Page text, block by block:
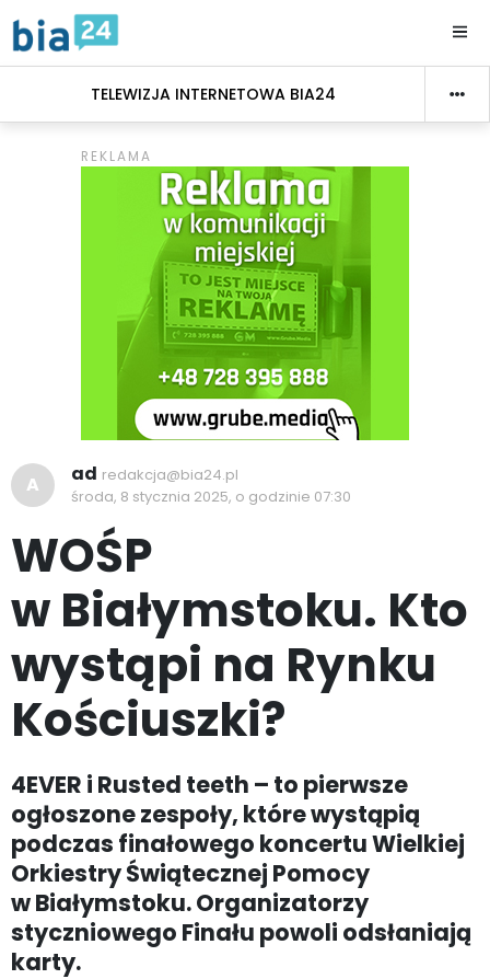
TELEWIZJA INTERNETOWA BIA24
A ad redakcja@bia24.pl
środa, 8 stycznia 2025, o godzinie 07:30
WOŚP
w Białymstoku. Kto
wystąpi na Rynku
Kościuszki?
4EVER i Rusted teeth – to pierwsze
ogłoszone zespoły, które wystąpią
podczas finałowego koncertu Wielkiej
Orkiestry Świątecznej Pomocy
w Białymstoku. Organizatorzy
styczniowego Finału powoli odsłaniają
karty.